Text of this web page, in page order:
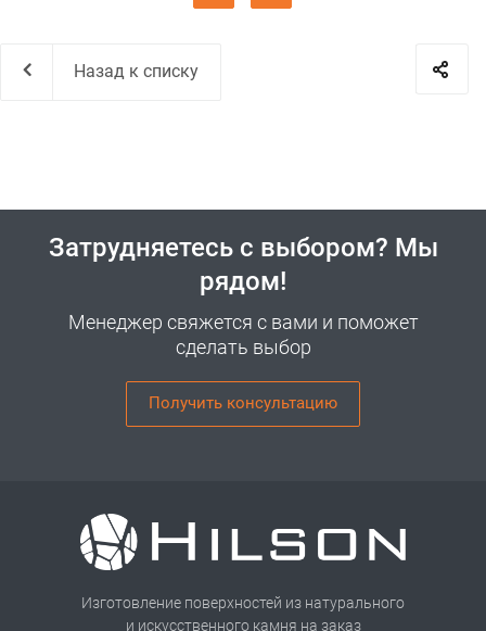
Назад к списку
Затрудняетесь с выбором? Мы
рядом!
Менеджер свяжется с вами и поможет
сделать выбор
Получить консультацию
Изготовление поверхностей из натурального
и искусственного камня на заказ